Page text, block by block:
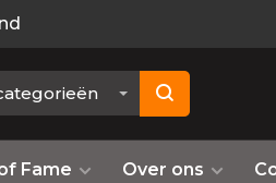
Fame Over ons